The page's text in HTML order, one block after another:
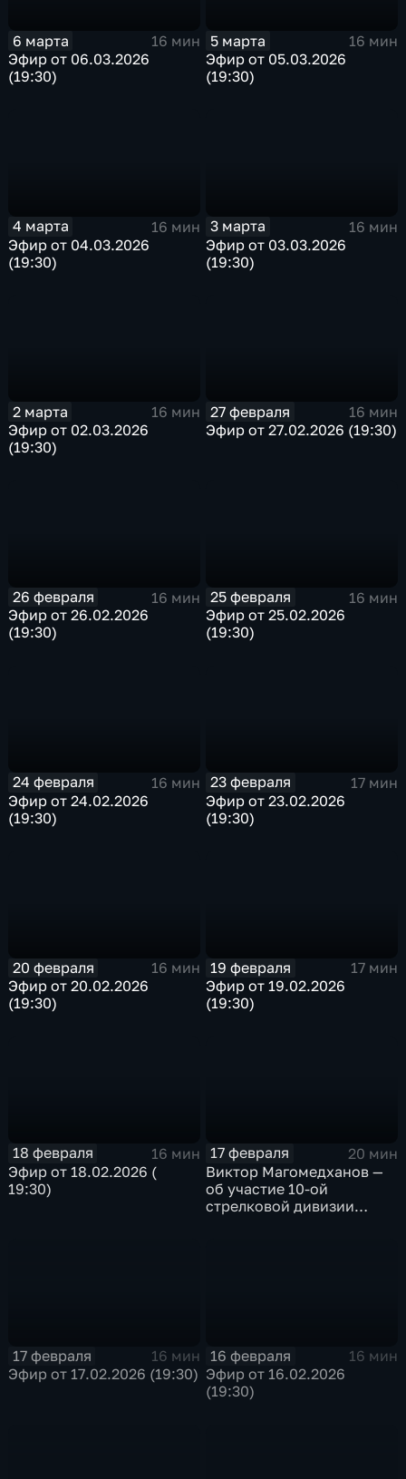
6 марта
16 мин
Эфир от 06.03.2026
(19:30)
5 марта
16 мин
Эфир от 05.03.2026
(19:30)
4 марта
16 мин
Эфир от 04.03.2026
(19:30)
3 марта
16 мин
Эфир от 03.03.2026
(19:30)
2 марта
16 мин
Эфир от 02.03.2026
(19:30)
27 февраля
16 мин
Эфир от 27.02.2026 (19:30)
26 февраля
16 мин
Эфир от 26.02.2026
(19:30)
25 февраля
16 мин
Эфир от 25.02.2026
(19:30)
24 февраля
16 мин
Эфир от 24.02.2026
(19:30)
23 февраля
17 мин
Эфир от 23.02.2026
(19:30)
20 февраля
16 мин
Эфир от 20.02.2026
(19:30)
19 февраля
17 мин
Эфир от 19.02.2026
(19:30)
18 февраля
16 мин
Эфир от 18.02.2026 (
19:30)
17 февраля
20 мин
Виктор Магомедханов —
об участие 10-ой
стрелковой дивизии
17 февраля
16 мин
Эфир от 17.02.2026 (19:30)
16 февраля
16 мин
Эфир от 16.02.2026
(19:30)